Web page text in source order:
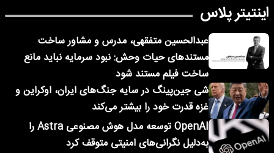
اینتیتر پلاس
عبدالحسین متفقهی، مدرس و مشاور ساخت
مستندهای حیات وحش: نبود سرمایه نباید مانع
ساخت فیلم مستند شود
شی جین‌پینگ در سایه جنگ‌های ایران، اوکراین و
غزه قدرت خود را بیشتر می‌کند
OpenAI توسعه مدل هوش مصنوعی Astra را
به‌دلیل نگرانی‌های امنیتی متوقف کرد